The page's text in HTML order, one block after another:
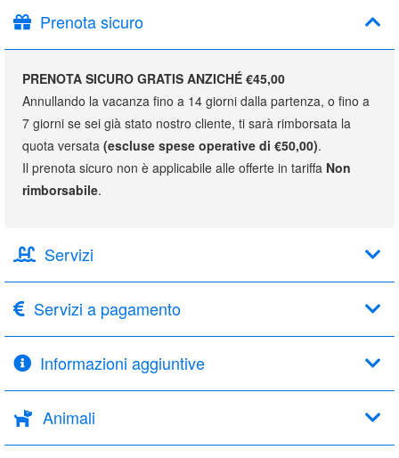
Prenota sicuro
PRENOTA SICURO GRATIS ANZICHÉ €45,00
Annullando la vacanza fino a 14 giorni dalla partenza, o fino a
7 giorni se sei già stato nostro cliente, ti sarà rimborsata la
quota versata (escluse spese operative di €50,00).
Il prenota sicuro non è applicabile alle offerte in tariffa Non
rimborsabile.
Servizi
Servizi a pagamento
Informazioni aggiuntive
Animali